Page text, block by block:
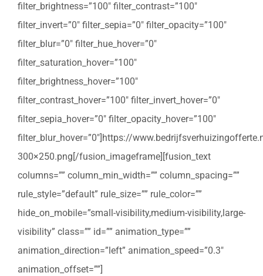
filter_brightness=”100″ filter_contrast=”100″
filter_invert=”0″ filter_sepia=”0″ filter_opacity=”100″
filter_blur=”0″ filter_hue_hover=”0″
filter_saturation_hover=”100″
filter_brightness_hover=”100″
filter_contrast_hover=”100″ filter_invert_hover=”0″
filter_sepia_hover=”0″ filter_opacity_hover=”100″
filter_blur_hover=”0″]https://
300×250.png[/fusion_imageframe][fusion_text
columns=”” column_min_width=”” column_spacing=””
rule_style=”default” rule_size=”” rule_color=””
hide_on_mobile=”small-visibility,medium-visibility,large-
visibility” class=”” id=”” animation_type=””
animation_direction=”left” animation_speed=”0.3″
animation_offset=””]